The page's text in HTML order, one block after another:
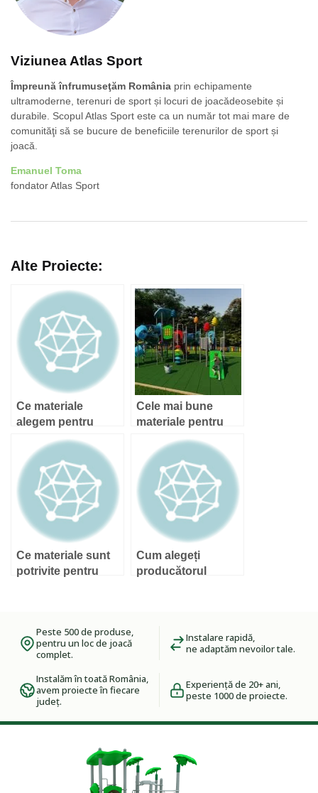
Viziunea Atlas Sport
Împreună înfrumuseţăm România prin echipamente
ultramoderne, terenuri de sport și locuri de joacădeosebite și
durabile. Scopul Atlas Sport este ca un număr tot mai mare de
comunităţi să se bucure de beneficiile terenurilor de sport și
joacă.
Emanuel Toma
fondator Atlas Sport
Alte Proiecte:
Ce materiale
alegem pentru
echipamentele şi
suprafeţele
locurilor de joacă?
Cele mai bune
materiale pentru
echipamente de
joacă
Ce materiale sunt
potrivite pentru
locurilor de joacă?
Cum alegeți
producătorul
Peste 500 de produse,
pentru un loc de joacă
complet.
Instalare rapidă,
ne adaptăm nevoilor tale.
Instalăm în toată România,
avem proiecte în fiecare
județ.
Experiență de 20+ ani,
peste 1000 de proiecte.